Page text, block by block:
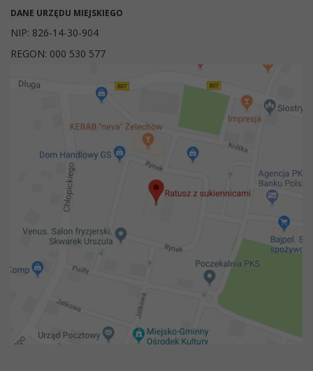
DANE URZĘDU MIEJSKIEGO
NIP: 826-14-30-904
REGON: 000 530 577